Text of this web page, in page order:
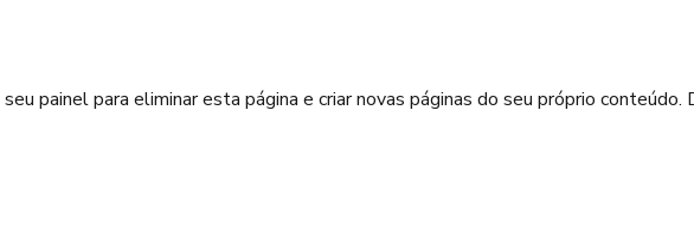
seu painelpara eliminar esta página e criar novas páginas do seu próprio conteúdo.